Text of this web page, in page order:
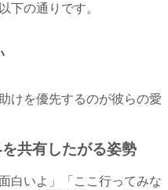
下の通りです。
けを優先するのが彼らの愛
共有したがる姿勢
白いよ」「ここ行ってみな